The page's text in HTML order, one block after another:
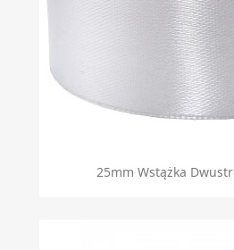
25mm Wstążka